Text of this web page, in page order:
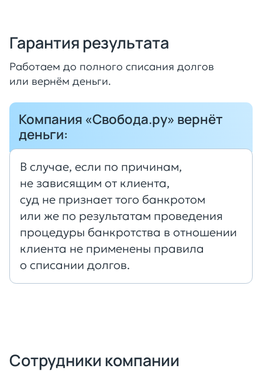
Гарантия результата
Работаем до полного списания долгов
или вернём деньги.
Компания «Свобода.ру» вернёт
деньги:
В случае, если по причинам,
не зависящим от клиента,
суд не признает того банкротом
или же по результатам проведения
процедуры банкротства в отношении
клиента не применены правила
о списании долгов.
Сотрудники компании